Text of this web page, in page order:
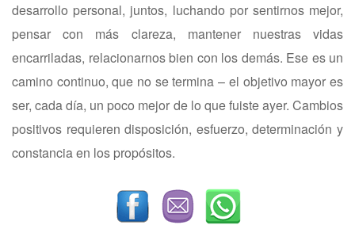
desarrollo personal, juntos, luchando por sentirnos mejor,
pensar con más clareza, mantener nuestras vidas
encarriladas, relacionarnos bien con los demás. Ese es un
camino continuo, que no se termina – el objetivo mayor es
ser, cada día, un poco mejor de lo que fuiste ayer. Cambios
positivos requieren disposición, esfuerzo, determinación y
constancia en los propósitos.